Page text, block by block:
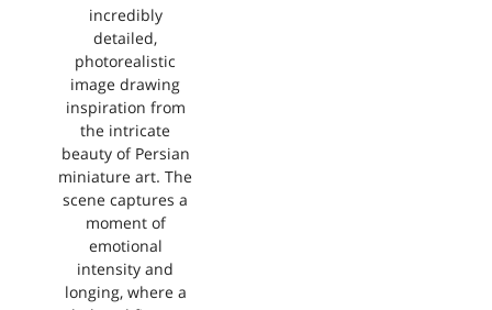
incredibly
detailed,
photorealistic
image drawing
inspiration from
the intricate
beauty of Persian
miniature art. The
scene captures a
moment of
emotional
intensity and
longing, where a